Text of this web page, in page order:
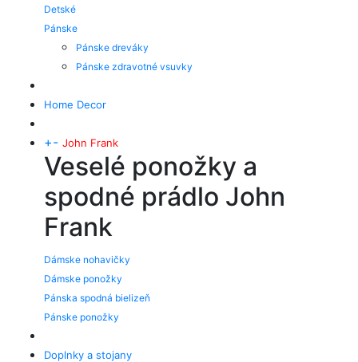
Detské
Pánske
Pánske dreváky
Pánske zdravotné vsuvky
Home Decor
+- John Frank
Veselé ponožky a
spodné prádlo John
Frank
Dámske nohavičky
Dámske ponožky
Pánska spodná bielizeň
Pánske ponožky
Doplnky a stojany